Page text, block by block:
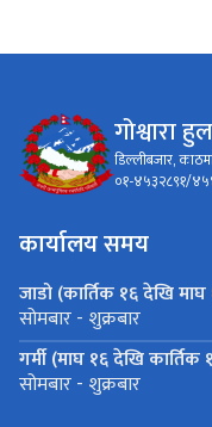
गोश्वारा
डिल्लीबजार,
०१-४५३२८९१/
कार्यालय समय
जाडो (कार्तिक १६ देखि
सोमबार - शुक्रबार
गर्मी (माघ १६ देखि कार्तिक
सोमबार - शुक्रबार